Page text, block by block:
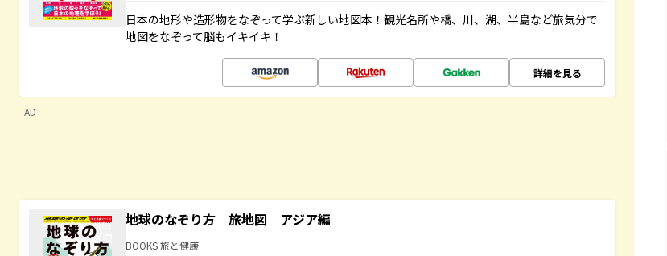
日本の地形や造形物をなぞって学ぶ新しい地図本！観光名所や橋、川、湖、半島など旅気分で
地図をなぞって脳もイキイキ！
詳細を見る
AD
地球のなぞり方 旅地図 アジア編
BOOKS 旅と健康